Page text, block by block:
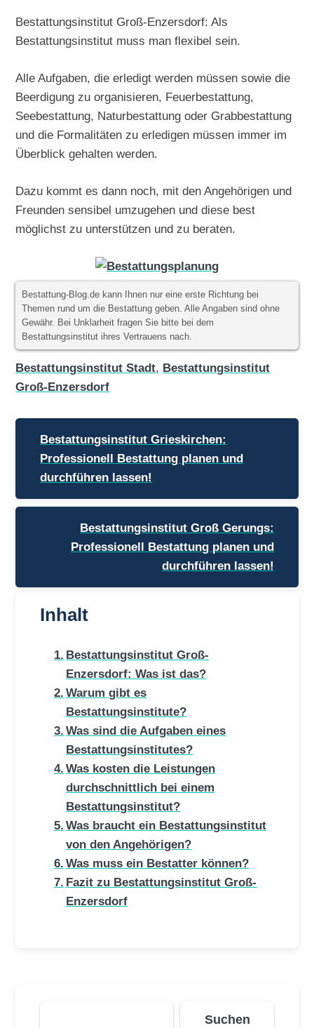
Bestattungsinstitut Groß-Enzersdorf: Als
Bestattungsinstitut muss man flexibel sein.
Alle Aufgaben, die erledigt werden müssen sowie die
Beerdigung zu organisieren, Feuerbestattung,
Seebestattung, Naturbestattung oder Grabbestattung
und die Formalitäten zu erledigen müssen immer im
Überblick gehalten werden.
Dazu kommt es dann noch, mit den Angehörigen und
Freunden sensibel umzugehen und diese best
möglichst zu unterstützen und zu beraten.
Bestattung-Blog.de kann Ihnen nur eine erste Richtung bei
Themen rund um die Bestattung geben. Alle Angaben sind ohne
Gewähr. Bei Unklarheit fragen Sie bitte bei dem
Bestattungsinstitut ihres Vertrauens nach.
Bestattungsinstitut Stadt, Bestattungsinstitut
Groß-Enzersdorf
Beitragsnavigation
Bestattungsinstitut Grieskirchen:
Professionell Bestattung planen und
durchführen lassen!
Bestattungsinstitut Groß Gerungs:
Professionell Bestattung planen und
durchführen lassen!
Inhalt
Bestattungsinstitut Groß-
Enzersdorf: Was ist das?
Warum gibt es
Bestattungsinstitute?
Was sind die Aufgaben eines
Bestattungsinstitutes?
Was kosten die Leistungen
durchschnittlich bei einem
Bestattungsinstitut?
Was braucht ein Bestattungsinstitut
von den Angehörigen?
Was muss ein Bestatter können?
Fazit zu Bestattungsinstitut Groß-
Enzersdorf
Suchen
Suchen